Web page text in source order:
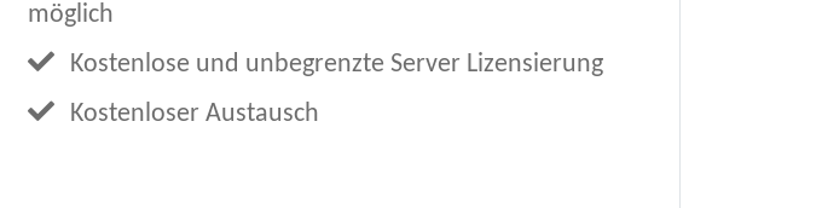
möglich
Kostenlose und unbegrenzte Server Lizensierung
Kostenloser Austausch